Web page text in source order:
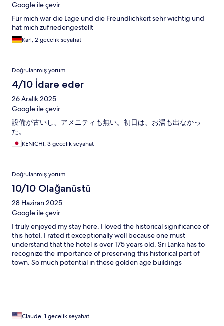
Google ile çevir
Für mich war die Lage und die Freundlichkeit sehr wichtig und
hat mich zufriedengestellt
Karl, 2 gecelik seyahat
Doğrulanmış yorum
4/10 İdare eder
26 Aralık 2025
Google ile çevir
設備が古いし、アメニティも無い。初日は、お湯も出なかっ
た。
KENICHI, 3 gecelik seyahat
Doğrulanmış yorum
10/10 Olağanüstü
28 Haziran 2025
Google ile çevir
I truly enjoyed my stay here. I loved the historical significance of
this hotel. I rated it exceptionally well because one must
understand that the hotel is over 175 years old. Sri Lanka has to
recognize the importance of preserving this historical part of
town. So much potential in these golden age buildings
Claude, 1 gecelik seyahat